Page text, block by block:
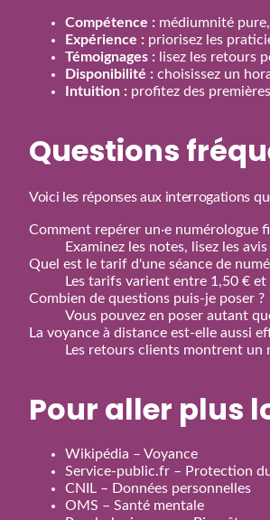
Compétence : médiumnité
Expérience : priorisez les
Témoignages : lisez les retours
Disponibilité : choisissez un
Intuition : profitez des
Questions
Voici les réponses aux interrogations
Comment repérer un·e numérologue
Examinez les notes, lisez les
Quel est le tarif d'une séance de
Les tarifs varient entre 1,50 €
Combien de questions puis‑je poser ?
Vous pouvez en poser autant
La voyance à distance est‑elle aussi
Les retours clients montrent
Pour aller plus
Wikipédia – Voyance
Service‑public.fr – Protection
CNIL – Données personnelles
OMS – Santé mentale